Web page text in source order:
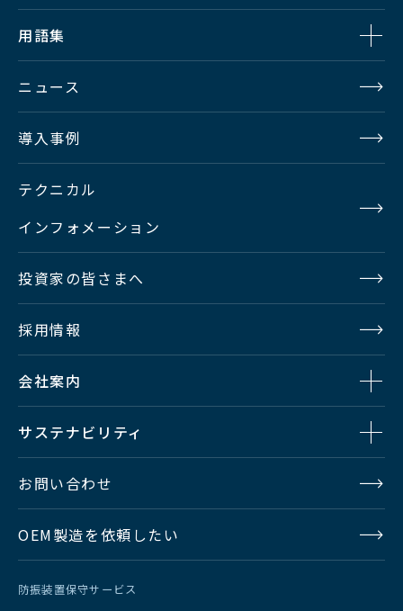
用語集
ニュース
導入事例
テクニカル
インフォメーション
投資家の皆さまへ
採用情報
会社案内
サステナビリティ
お問い合わせ
OEM製造を依頼したい
防振装置保守サービス